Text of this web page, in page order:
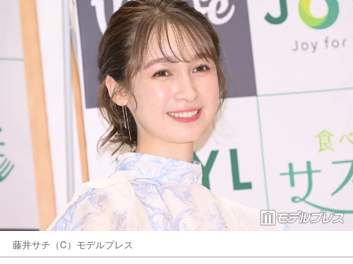
藤井サチ（C）モデルプレス